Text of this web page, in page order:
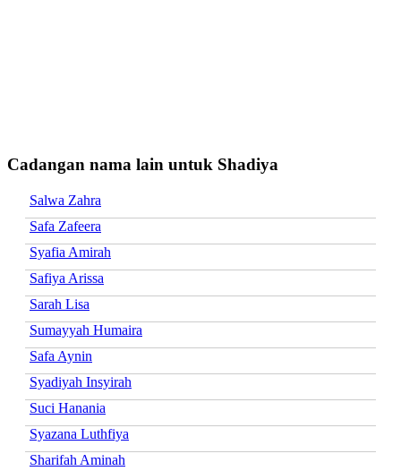
Cadangan nama lain untuk Shadiya
Salwa Zahra
Safa Zafeera
Syafia Amirah
Safiya Arissa
Sarah Lisa
Sumayyah Humaira
Safa Aynin
Syadiyah Insyirah
Suci Hanania
Syazana Luthfiya
Sharifah Aminah